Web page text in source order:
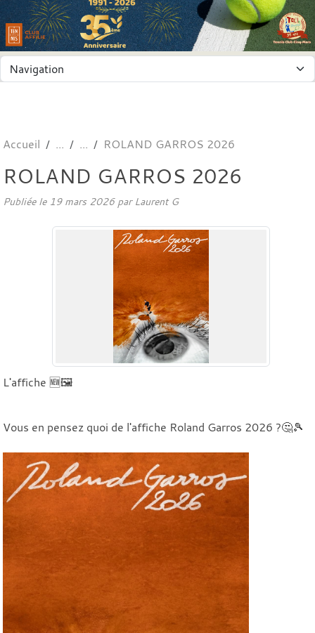
Accueil ROLAND GARROS 2026
ROLAND GARROS 2026
Publiée le 19 mars 2026par Laurent G
L'affiche 🆕🖼️
Vous en pensez quoi de l'affiche Roland Garros 2026 ?🤔🎾
Panneau de gestion des cookies